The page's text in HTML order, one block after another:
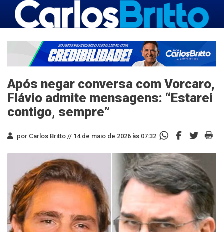
Após negar conversa com Vorcaro,
Flávio admite mensagens: “Estarei
contigo, sempre”
por Carlos Britto // 14 de maio de 2026 às 07:32